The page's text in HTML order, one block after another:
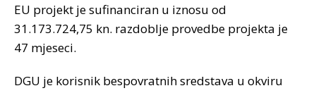
EU projekt je sufinanciran u iznosu od
31.173.724,75 kn. razdoblje provedbe projekta je
47 mjeseci.
DGU je korisnik bespovratnih sredstava u okviru